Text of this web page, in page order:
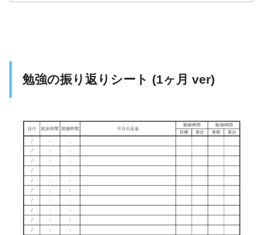
勉強の振り返りシート (1ヶ月 ver)